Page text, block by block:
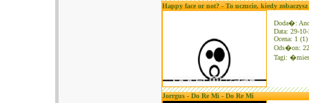
Happy face or not? - To uczucie, kiedy
Doda�:
Data: 29-
Ocena: 1 (1)
Ods�on:
Tagi:
Jorrgus - Do Re Mi - Do Re Mi